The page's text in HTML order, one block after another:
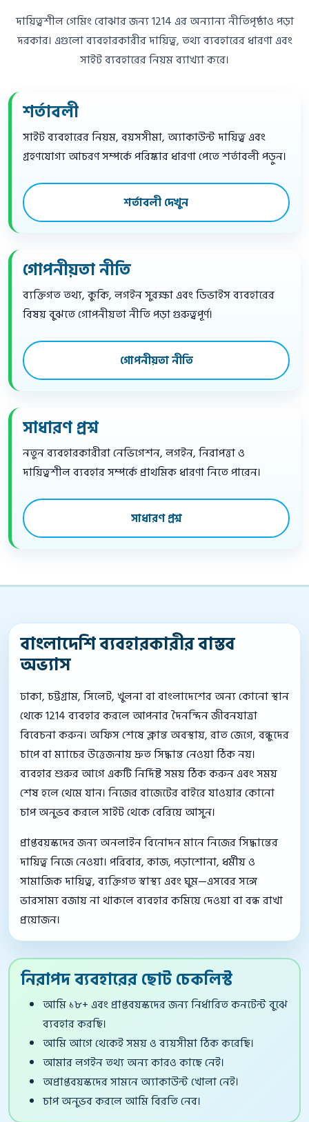
দায়িত্বশীল গেমিং বোঝার জন্য 1214 এর অন্যান্য নীতিপৃষ্ঠাও পড়া
দরকার। এগুলো ব্যবহারকারীর দায়িত্ব, তথ্য ব্যবহারের ধারণা এবং
সাইট ব্যবহারের নিয়ম ব্যাখ্যা করে।
শর্তাবলী
সাইট ব্যবহারের নিয়ম, বয়সসীমা, অ্যাকাউন্ট দায়িত্ব এবং
গ্রহণযোগ্য আচরণ সম্পর্কে পরিষ্কার ধারণা পেতে শর্তাবলী পড়ুন।
শর্তাবলী দেখুন
গোপনীয়তা নীতি
ব্যক্তিগত তথ্য, কুকি, লগইন সুরক্ষা এবং ডিভাইস ব্যবহারের
বিষয় বুঝতে গোপনীয়তা নীতি পড়া গুরুত্বপূর্ণ।
গোপনীয়তা নীতি
সাধারণ প্রশ্ন
নতুন ব্যবহারকারীরা নেভিগেশন, লগইন, নিরাপত্তা ও
দায়িত্বশীল ব্যবহার সম্পর্কে প্রাথমিক ধারণা নিতে পারেন।
সাধারণ প্রশ্ন
বাংলাদেশি ব্যবহারকারীর বাস্তব
অভ্যাস
ঢাকা, চট্টগ্রাম, সিলেট, খুলনা বা বাংলাদেশের অন্য কোনো স্থান
থেকে 1214 ব্যবহার করলে আপনার দৈনন্দিন জীবনযাত্রা
বিবেচনা করুন। অফিস শেষে ক্লান্ত অবস্থায়, রাত জেগে, বন্ধুদের
চাপে বা ম্যাচের উত্তেজনায় দ্রুত সিদ্ধান্ত নেওয়া ঠিক নয়।
ব্যবহার শুরুর আগে একটি নির্দিষ্ট সময় ঠিক করুন এবং সময়
শেষ হলে থেমে যান। নিজের বাজেটের বাইরে যাওয়ার কোনো
চাপ অনুভব করলে সাইট থেকে বেরিয়ে আসুন।
প্রাপ্তবয়স্কদের জন্য অনলাইন বিনোদন মানে নিজের সিদ্ধান্তের
দায়িত্ব নিজে নেওয়া। পরিবার, কাজ, পড়াশোনা, ধর্মীয় ও
সামাজিক দায়িত্ব, ব্যক্তিগত স্বাস্থ্য এবং ঘুম—এসবের সঙ্গে
ভারসাম্য বজায় না থাকলে ব্যবহার কমিয়ে দেওয়া বা বন্ধ রাখা
প্রয়োজন।
নিরাপদ ব্যবহারের ছোট চেকলিস্ট
আমি ১৮+ এবং প্রাপ্তবয়স্কদের জন্য নির্ধারিত কনটেন্ট বুঝে
ব্যবহার করছি।
আমি আগে থেকেই সময় ও ব্যয়সীমা ঠিক করেছি।
আমার লগইন তথ্য অন্য কারও কাছে নেই।
অপ্রাপ্তবয়স্কদের সামনে অ্যাকাউন্ট খোলা নেই।
চাপ অনুভব করলে আমি বিরতি নেব।